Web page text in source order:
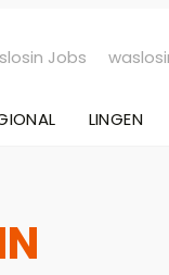
Jobs
LINGEN